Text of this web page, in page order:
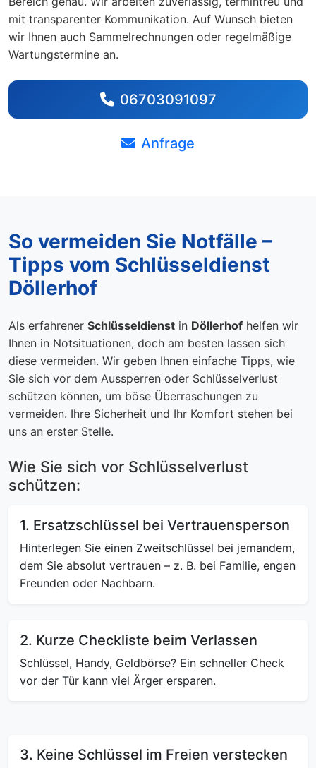
mit transparenter Kommunikation. Auf Wunsch bieten
wir Ihnen auch Sammelrechnungen oder regelmäßige
Wartungstermine an.
06703091097
Anfrage
So vermeiden Sie Notfälle –
Tipps vom Schlüsseldienst
Döllerhof
Als erfahrener Schlüsseldienst in Döllerhof helfen wir
Ihnen in Notsituationen, doch am besten lassen sich
diese vermeiden. Wir geben Ihnen einfache Tipps, wie
Sie sich vor dem Aussperren oder Schlüsselverlust
schützen können, um böse Überraschungen zu
vermeiden. Ihre Sicherheit und Ihr Komfort stehen bei
uns an erster Stelle.
Wie Sie sich vor Schlüsselverlust
schützen:
1. Ersatzschlüssel bei Vertrauensperson
Hinterlegen Sie einen Zweitschlüssel bei jemandem,
dem Sie absolut vertrauen – z. B. bei Familie, engen
Freunden oder Nachbarn.
2. Kurze Checkliste beim Verlassen
Schlüssel, Handy, Geldbörse? Ein schneller Check
vor der Tür kann viel Ärger ersparen.
3. Keine Schlüssel im Freien verstecken